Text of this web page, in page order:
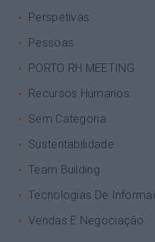
Perspetivas
Pessoas
PORTO RH MEETING
Recursos Humanos
Sem Categoria
Sustentabilidade
Team Building
Tecnologias De
Vendas E Negociação